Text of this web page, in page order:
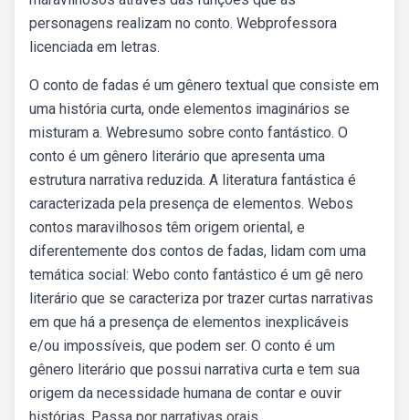
personagens realizam no conto. Webprofessora
licenciada em letras.
O conto de fadas é um gênero textual que consiste em
uma história curta, onde elementos imaginários se
misturam a. Webresumo sobre conto fantástico. O
conto é um gênero literário que apresenta uma
estrutura narrativa reduzida. A literatura fantástica é
caracterizada pela presença de elementos. Webos
contos maravilhosos têm origem oriental, e
diferentemente dos contos de fadas, lidam com uma
temática social: Webo conto fantástico é um gê nero
literário que se caracteriza por trazer curtas narrativas
em que há a presença de elementos inexplicáveis
e/ou impossíveis, que podem ser. O conto é um
gênero literário que possui narrativa curta e tem sua
origem da necessidade humana de contar e ouvir